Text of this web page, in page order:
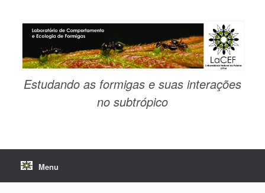
content
Estudando as formigas e suas interações
no subtrópico
Menu